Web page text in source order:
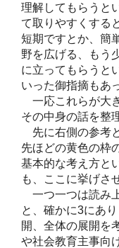
理解してもらうと
て取りやすくする
短期ですとか、簡
野を広げる、もう
に立ってもらうと
いった御指摘もあ
一応これらが大
その中身の話を整
先に右側の参考
先ほどの黄色の枠
基本的な考え方と
も、ここに挙げさ
一つ一つは読み
と、確かに3にあ
開、全体の展開を
や社会教育主事向